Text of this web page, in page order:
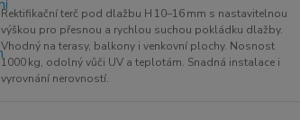
Rektifikační terč pod dlažbu H 10–16 mm s nastavitelnou
výškou pro přesnou a rychlou suchou pokládku dlažby.
Vhodný na terasy, balkony i venkovní plochy. Nosnost
1000 kg, odolný vůči UV a teplotám. Snadná instalace i
vyrovnání nerovností.